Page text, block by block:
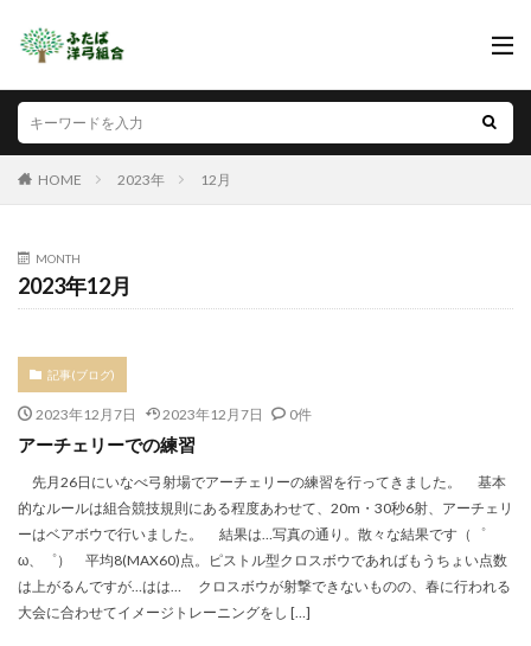
HOME 2023年 12月
MONTH
2023年12月
記事(ブログ)
2023年12月7日 2023年12月7日 0件
アーチェリーでの練習
先月26日にいなべ弓射場でアーチェリーの練習を行ってきました。 基本
的なルールは組合競技規則にある程度あわせて、20m・30秒6射、アーチェリ
ーはベアボウで行いました。 結果は…写真の通り。散々な結果です（゜
ω、゜） 平均8(MAX60)点。ピストル型クロスボウであればもうちょい点数
は上がるんですが…はは… クロスボウが射撃できないものの、春に行われる
大会に合わせてイメージトレーニングをし […]